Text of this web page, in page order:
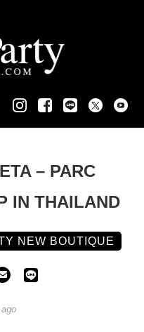
– PARC
IN THAILAND
NEW BOUTIQUE